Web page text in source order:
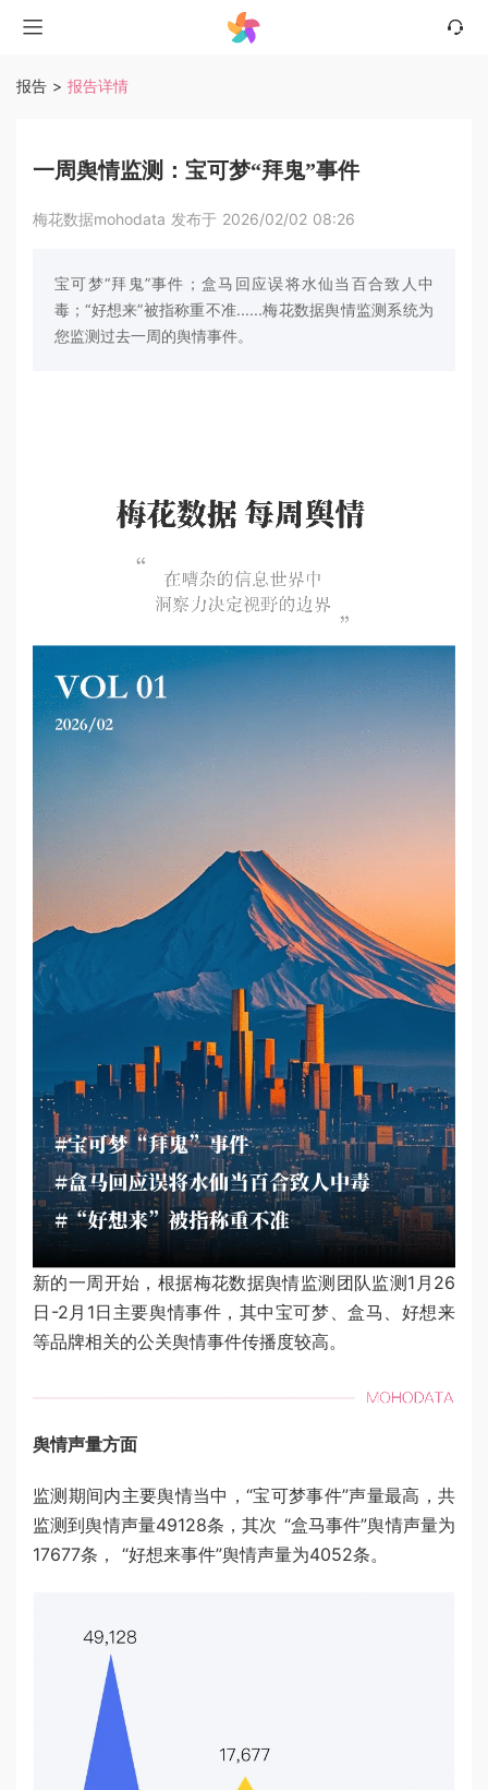
报告 > 报告详情
一周舆情监测：宝可梦“拜鬼”事件
梅花数据mohodata 发布于 2026/02/02 08:26
宝可梦“拜鬼”事件；盒马回应误将水仙当百合致人中
毒；“好想来”被指称重不准......梅花数据舆情监测系统为
您监测过去一周的舆情事件。
新的一周开始，根据梅花数据舆情监测团队监测1月26
日-2月1日主要舆情事件，其中宝可梦、盒马、好想来
等品牌相关的公关舆情事件传播度较高。
舆情声量方面
监测期间内主要舆情当中，“宝可梦事件”声量最高，共
监测到舆情声量49128条，其次 “盒马事件”舆情声量为
17677条， “好想来事件”舆情声量为4052条。